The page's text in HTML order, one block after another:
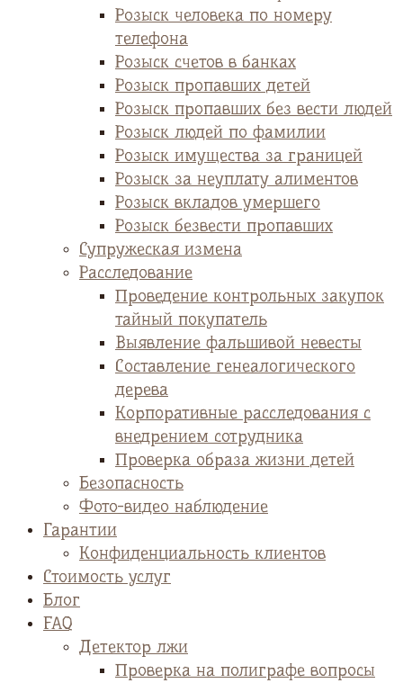
Розыск человека по номеру
телефона
Розыск счетов в банках
Розыск пропавших детей
Розыск пропавших без вести людей
Розыск людей по фамилии
Розыск имущества за границей
Розыск за неуплату алиментов
Розыск вкладов умершего
Розыск безвести пропавших
Супружеская измена
Расследование
Проведение контрольных закупок
тайный покупатель
Выявление фальшивой невесты
Cоставление генеалогического
дерева
Корпоративные расследования с
внедрением сотрудника
Проверка образа жизни детей
Безопасность
Фото-видео наблюдение
Гарантии
Конфиденциальность клиентов
Стоимость услуг
Блог
FAQ
Детектор лжи
Проверка на полиграфе вопросы